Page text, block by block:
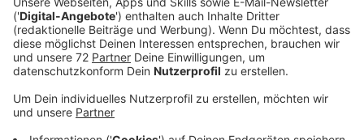
Coldplay hat sich mit einer Boyband zusammengetan
um einen Song zu produzieren. Das hätte man vor rund
15 Jahren wohl eher nicht gedacht. Doch der Erfolg
gibt ihnen recht. Denn "My Universe" ist schnell auf
Platz 1 der globalen Charts gesprungen. Er wird